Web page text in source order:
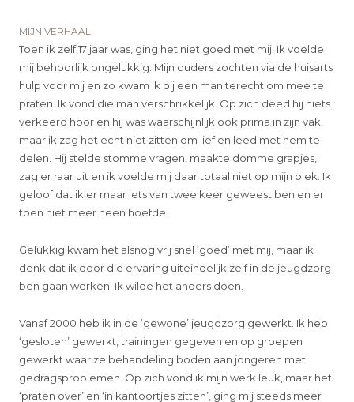
MIJN VERHAAL
Toen ik zelf 17 jaar was, ging het niet goed met mij. Ik voelde
mij behoorlijk ongelukkig. Mijn ouders zochten via de huisarts
hulp voor mij en zo kwam ik bij een man terecht om mee te
praten. Ik vond die man verschrikkelijk. Op zich deed hij niets
verkeerd hoor en hij was waarschijnlijk ook prima in zijn vak,
maar ik zag het echt niet zitten om lief en leed met hem te
delen. Hij stelde stomme vragen, maakte domme grapjes,
zag er raar uit en ik voelde mij daar totaal niet op mijn plek. Ik
geloof dat ik er maar iets van twee keer geweest ben en er
toen niet meer heen hoefde.
Gelukkig kwam het alsnog vrij snel ‘goed’ met mij, maar ik
denk dat ik door die ervaring uiteindelijk zelf in de jeugdzorg
ben gaan werken. Ik wilde het anders doen.
Vanaf 2000 heb ik in de ‘gewone’ jeugdzorg gewerkt. Ik heb
‘gesloten’ gewerkt, trainingen gegeven en op groepen
gewerkt waar ze behandeling boden aan jongeren met
gedragsproblemen. Op zich vond ik mijn werk leuk, maar het
‘praten over’ en ‘in kantoortjes zitten’, ging mij steeds meer